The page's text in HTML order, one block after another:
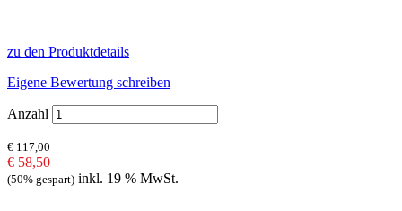
zu den Produktdetails
Eigene Bewertung schreiben
Anzahl
€ 117,00
€ 58,50
(50% gespart) inkl. 19 % MwSt.